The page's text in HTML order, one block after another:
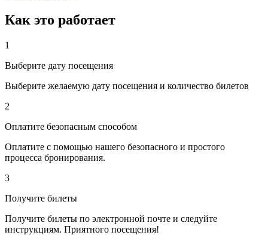
Как это работает
1
Выберите дату посещения
Выберите желаемую дату посещения и количество билетов
2
Оплатите безопасным способом
Оплатите с помощью нашего безопасного и простого
процесса бронирования.
3
Получите билеты
Получите билеты по электронной почте и следуйте
инструкциям. Приятного посещения!